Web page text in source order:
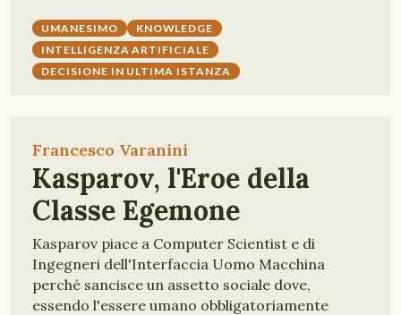
UMANESIMO
KNOWLEDGE
INTELLIGENZA ARTIFICIALE
DECISIONE IN ULTIMA ISTANZA
Francesco Varanini
Kasparov, l'Eroe della
Classe Egemone
Kasparov piace a Computer Scientist e di
Ingegneri dell'Interfaccia Uomo Macchina
perché sancisce un assetto sociale dove,
essendo l'essere umano obbligatoriamente